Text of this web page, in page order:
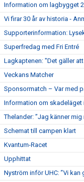
Information om lagbygget
Vi firar 30 år av historia -
Supporterinformation:
Superfredag med Fri Entré
Lagkaptenen: "Det gäller
Veckans Matcher
Sponsormatch – Var med
Information om skadeläget
Thelander: ”Jag känner
Schemat till campen klart
Kvantum-Racet
Upphittat
Nyström inför UHC: ”Vi kan